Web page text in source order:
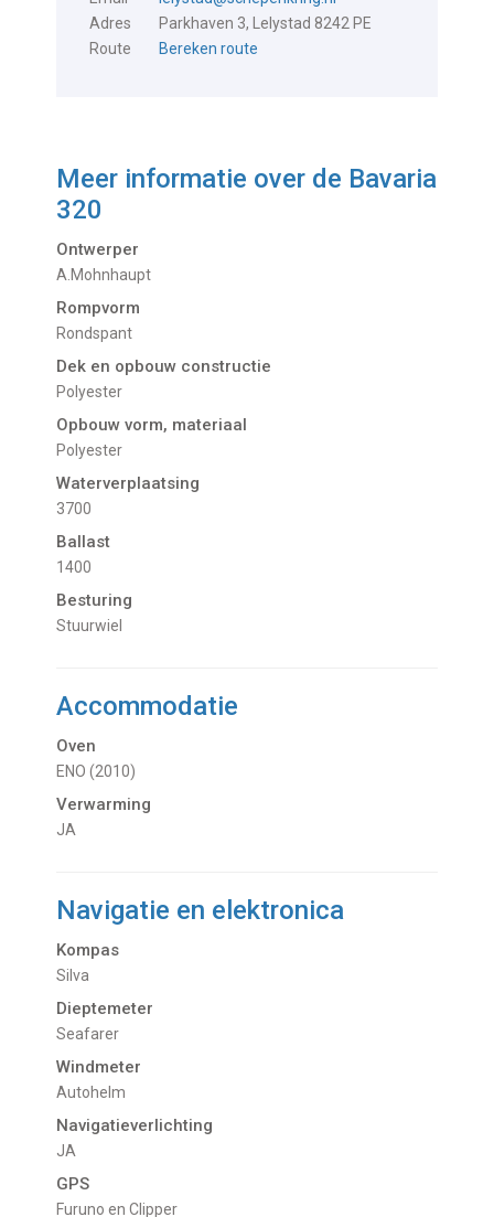
Adres
Parkhaven 3, Lelystad 8242 PE
Route
Bereken route
Meer informatie over de Bavaria
320
Ontwerper
A.Mohnhaupt
Rompvorm
Rondspant
Dek en opbouw constructie
Polyester
Opbouw vorm, materiaal
Polyester
Waterverplaatsing
3700
Ballast
1400
Besturing
Stuurwiel
Accommodatie
Oven
ENO (2010)
Verwarming
JA
Navigatie en elektronica
Kompas
Silva
Dieptemeter
Seafarer
Windmeter
Autohelm
Navigatieverlichting
JA
GPS
Furuno en Clipper